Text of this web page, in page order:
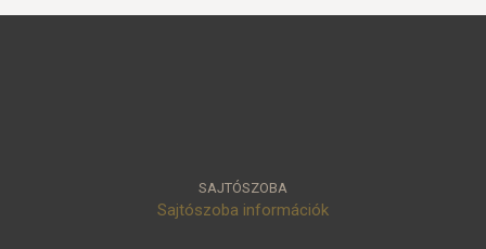
SAJTÓSZOBA
Sajtószoba információk